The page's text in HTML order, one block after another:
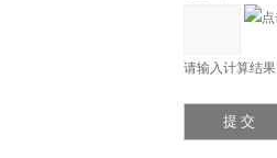
请输入计算结果